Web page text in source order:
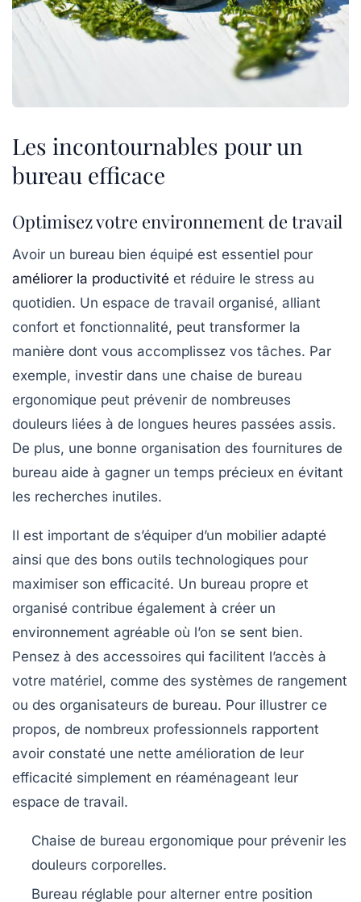
Les incontournables pour un
bureau efficace
Optimisez votre environnement de travail
Avoir un bureau bien équipé est essentiel pour
améliorer la productivité et réduire le stress au
quotidien. Un espace de travail organisé, alliant
confort et fonctionnalité, peut transformer la
manière dont vous accomplissez vos tâches. Par
exemple, investir dans une chaise de bureau
ergonomique peut prévenir de nombreuses
douleurs liées à de longues heures passées assis.
De plus, une bonne organisation des fournitures de
bureau aide à gagner un temps précieux en évitant
les recherches inutiles.
Il est important de s’équiper d’un mobilier adapté
ainsi que des bons outils technologiques pour
maximiser son efficacité. Un bureau propre et
organisé contribue également à créer un
environnement agréable où l’on se sent bien.
Pensez à des accessoires qui facilitent l’accès à
votre matériel, comme des systèmes de rangement
ou des organisateurs de bureau. Pour illustrer ce
propos, de nombreux professionnels rapportent
avoir constaté une nette amélioration de leur
efficacité simplement en réaménageant leur
espace de travail.
Chaise de bureau ergonomique pour prévenir les
douleurs corporelles.
Bureau réglable pour alterner entre position